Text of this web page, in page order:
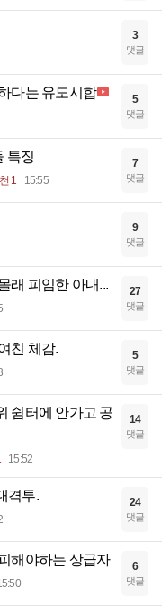
3
댓글
다는 유도시합 5
댓글
특징
1 15:55
7
댓글
9
댓글
래 피임한 아내... 27
댓글
친 체감. 5
댓글
쉼터에 안가고 공
15:52
14
댓글
격투. 24
댓글
해야하는 상급자 6
댓글